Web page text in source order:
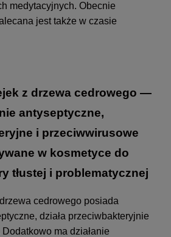
medytacyjnych. Obecnie
jest także w czasie
z drzewa cedrowego —
antyseptyczne,
i przeciwwirusowe
w kosmetyce do
tłustej i problematycznej
cedrowego posiada
działa przeciwbakteryjnie
ma działanie